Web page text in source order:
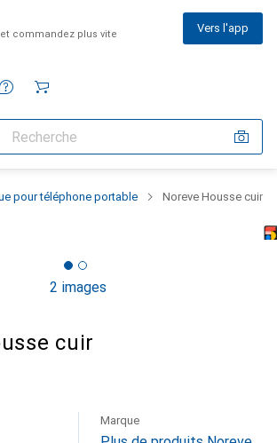
commandez plus vite Vers l'app
pour téléphone portable Noreve Housse cuir
2 images
cuir
Marque